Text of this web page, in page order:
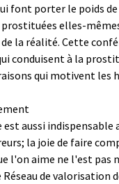
font porter le poids
elles-
la réalité. Cette
conduisent à la
qui motivent les
aussi indispensable
la joie de faire
l'on aime ne l'est pas
de valorisation